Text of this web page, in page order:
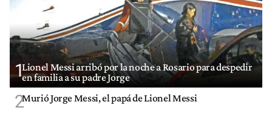
1Lionel Messi arribó por la noche a Rosario para despedir
en familia a su padre Jorge
2Murió Jorge Messi, el papá de Lionel Messi